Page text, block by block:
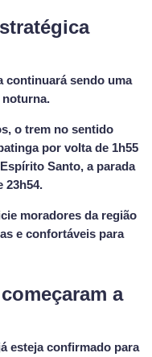
continuará sendo uma
noturna.
o trem no sentido
por volta de 1h55
Santo, a parada
23h54.
moradores da região
e confortáveis para
a
esteja confirmado para